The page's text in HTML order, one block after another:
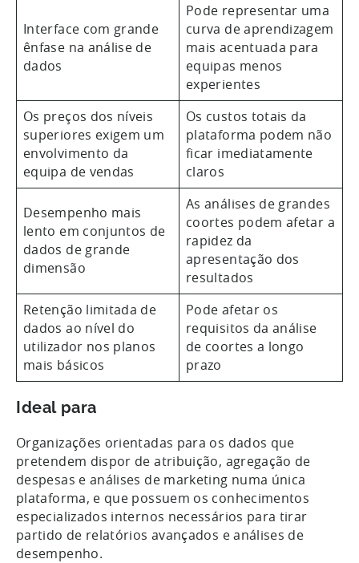
Interface com grande
ênfase na análise de
dados
Pode representar uma
curva de aprendizagem
mais acentuada para
equipas menos
experientes
Os preços dos níveis
superiores exigem um
envolvimento da
equipa de vendas
Os custos totais da
plataforma podem não
ficar imediatamente
claros
Desempenho mais
lento em conjuntos de
dados de grande
dimensão
As análises de grandes
coortes podem afetar a
rapidez da
apresentação dos
resultados
Retenção limitada de
dados ao nível do
utilizador nos planos
mais básicos
Pode afetar os
requisitos da análise
de coortes a longo
prazo
Ideal para
Organizações orientadas para os dados que
pretendem dispor de atribuição, agregação de
despesas e análises de marketing numa única
plataforma, e que possuem os conhecimentos
especializados internos necessários para tirar
partido de relatórios avançados e análises de
desempenho.